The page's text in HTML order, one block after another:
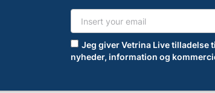
Jeg giver Vetrina Live tilladelse
nyheder, information og